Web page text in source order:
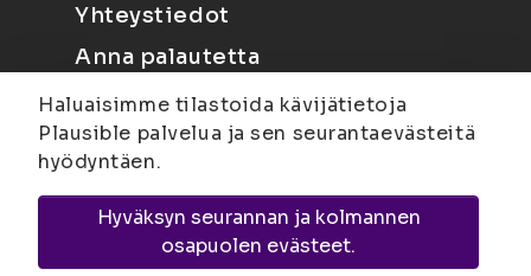
Yhteystiedot
Anna palautetta
Joensuu
Suvantokatu 6, 80100 Joensuu |
KuopioYliopistonranta 15, PL 1627, 70211
Haluaisimme tilastoida kävijätietoja
Plausible palvelua ja sen seurantaevästeitä
hyödyntäen.
Hyväksyn seurannan ja kolmannen
osapuolen evästeet.